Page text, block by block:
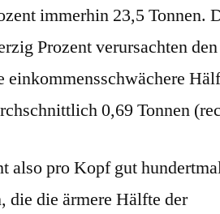
immerhin 23,5 Tonnen.
Prozent verursachten
einkommensschwächere
0,69 Tonnen
also pro Kopf gut
die die ärmere Hälfte der